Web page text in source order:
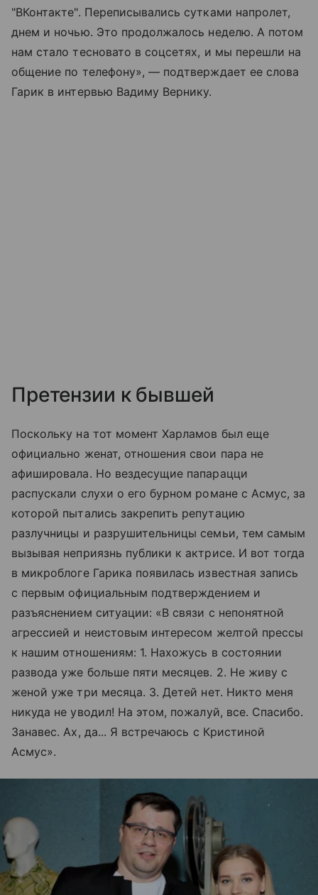
"ВКонтакте". Переписывались сутками напролет,
днем и ночью. Это продолжалось неделю. А потом
нам стало тесновато в соцсетях, и мы перешли на
общение по телефону», — подтверждает ее слова
Гарик в интервью Вадиму Вернику.
Претензии к бывшей
Поскольку на тот момент Харламов был еще
официально женат, отношения свои пара не
афишировала. Но вездесущие папарацци
распускали слухи о его бурном романе с Асмус, за
которой пытались закрепить репутацию
разлучницы и разрушительницы семьи, тем самым
вызывая неприязнь публики к актрисе. И вот тогда
в микроблоге Гарика появилась известная запись
с первым официальным подтверждением и
разъяснением ситуации: «В связи с непонятной
агрессией и неистовым интересом желтой прессы
к нашим отношениям: 1. Нахожусь в состоянии
развода уже больше пяти месяцев. 2. Не живу с
женой уже три месяца. 3. Детей нет. Никто меня
никуда не уводил! На этом, пожалуй, все. Спасибо.
Занавес. Ах, да... Я встречаюсь с Кристиной
Асмус».